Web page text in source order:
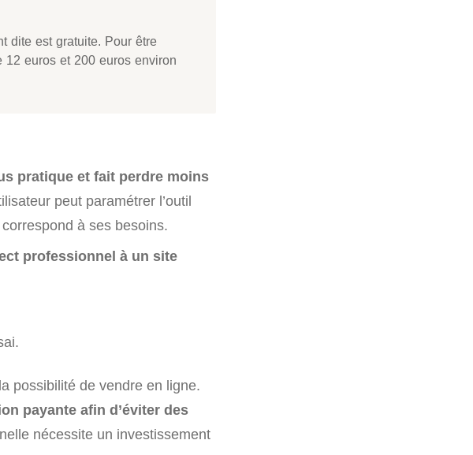
dite est gratuite. Pour être
12 euros et 200 euros environ
pratique et fait perdre moins
peut paramétrer l’outil
à ses besoins.
professionnel à un site
possibilité de vendre en ligne.
payante afin d’éviter des
nécessite un investissement